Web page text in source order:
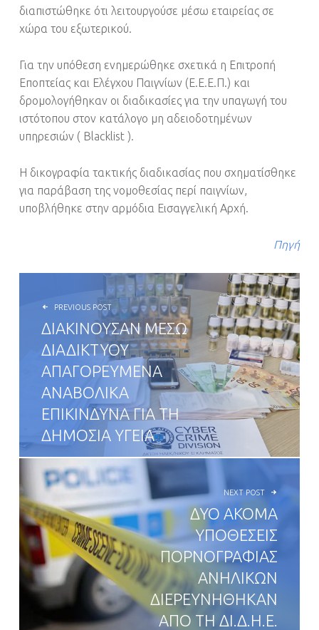
διαπιστώθηκε ότι λειτουργούσε μέσω εταιρείας σε
χώρα του εξωτερικού.
Για την υπόθεση ενημερώθηκε σχετικά η Επιτροπή
Εποπτείας και Ελέγχου Παιγνίων (Ε.Ε.Ε.Π.) και
δρομολογήθηκαν οι διαδικασίες για την υπαγωγή του
ιστότοπου στον κατάλογο μη αδειοδοτημένων
υπηρεσιών ( Blacklist ).
Η δικογραφία τακτικής διαδικασίας που σχηματίσθηκε
για παράβαση της νομοθεσίας περί παιγνίων,
υποβλήθηκε στην αρμόδια Εισαγγελική Αρχή.
Πηγή
POST NAVIGATION
PREVIOUS POST
ΔΙΑΚΙΝΟΥΣΑΝ ΜΕΣΩ
ΔΙΑΔΙΚΤΥΟΥ
ΑΠΑΓΟΡΕΥΜΕΝΑ
ΑΝΑΒΟΛΙΚΑ
ΕΠΙΚΙΝΔΥΝΑ ΓΙΑ ΤΗ
ΔΗΜΟΣΙΑ ΥΓΕΙΑ
NEXT POST
ΔΥΟ ΑΚΟΜΑ
ΥΠΟΘΕΣΕΙΣ
ΠΟΡΝΟΓΡΑΦΙΑΣ
ΑΝΗΛΙΚΩΝ
ΔΙΕΡΕΥΝΗΘΗΚΑΝ
ΑΠΟ ΤΗ ΔΙ.Δ.Η.Ε.